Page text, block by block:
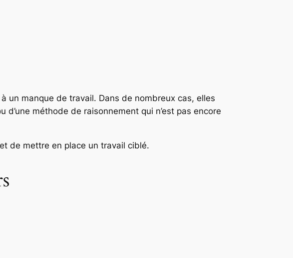
un manque de travail. Dans de nombreux cas, elles
méthode de raisonnement qui n’est pas encore
de mettre en place un travail ciblé.